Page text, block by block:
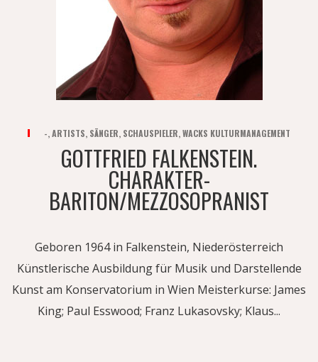
-,ARTISTS, SÄNGER, SCHAUSPIELER,WACKS KULTURMANAGEMENT
GOTTFRIED FALKENSTEIN.
CHARAKTER-
BARITON/MEZZOSOPRANIST
Geboren 1964 in Falkenstein, Niederösterreich
Künstlerische Ausbildung für Musik und Darstellende
Kunst am Konservatorium in Wien Meisterkurse: James
King; Paul Esswood; Franz Lukasovsky; Klaus...